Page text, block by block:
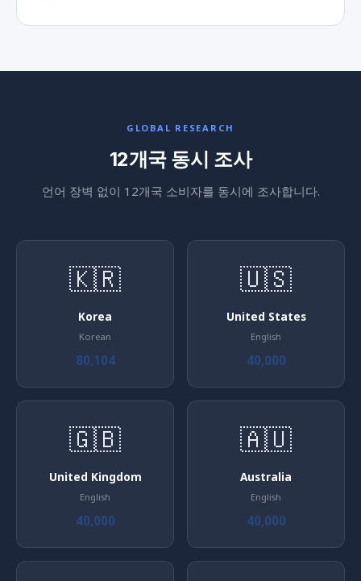
GLOBAL RESEARCH
12개국 동시 조사
언어 장벽 없이 12개국 소비자를 동시에 조사합니다.
🇰🇷
Korea
Korean
80,104
🇺🇸
United States
English
40,000
🇬🇧
United Kingdom
English
40,000
🇦🇺
Australia
English
40,000